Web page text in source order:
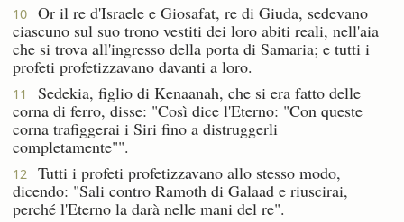
10
Or il re d'Israele e Giosafat, re di Giuda, sedevano
ciascuno sul suo trono vestiti dei loro abiti reali, nell'aia
che si trova all'ingresso della porta di Samaria; e tutti i
profeti profetizzavano davanti a loro.
11
Sedekia, figlio di Kenaanah, che si era fatto delle
corna di ferro, disse: "Così dice l'Eterno: "Con queste
corna trafiggerai i Siri fino a distruggerli
completamente"".
12
Tutti i profeti profetizzavano allo stesso modo,
dicendo: "Sali contro Ramoth di Galaad e riuscirai,
perché l'Eterno la darà nelle mani del re".